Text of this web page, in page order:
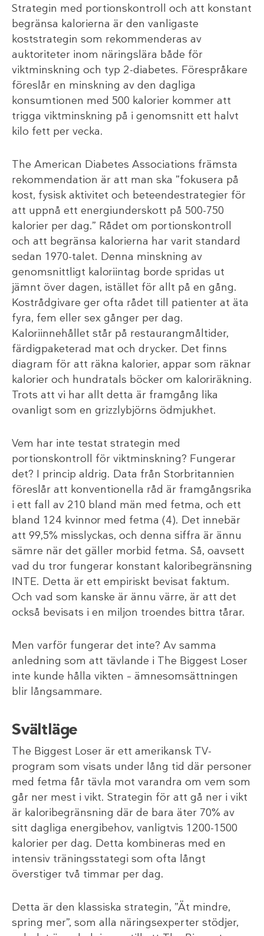
Strategin med portionskontroll och att konstant
begränsa kalorierna är den vanligaste
koststrategin som rekommenderas av
auktoriteter inom näringslära både för
viktminskning och typ 2-diabetes. Förespråkare
föreslår en minskning av den dagliga
konsumtionen med 500 kalorier kommer att
trigga viktminskning på i genomsnitt ett halvt
kilo fett per vecka.
The American Diabetes Associations främsta
rekommendation är att man ska ”fokusera på
kost, fysisk aktivitet och beteendestrategier för
att uppnå ett energiunderskott på 500-750
kalorier per dag.” Rådet om portionskontroll
och att begränsa kalorierna har varit standard
sedan 1970-talet. Denna minskning av
genomsnittligt kaloriintag borde spridas ut
jämnt över dagen, istället för allt på en gång.
Kostrådgivare ger ofta rådet till patienter at äta
fyra, fem eller sex gånger per dag.
Kaloriinnehållet står på restaurangmåltider,
färdigpaketerad mat och drycker. Det finns
diagram för att räkna kalorier, appar som räknar
kalorier och hundratals böcker om kaloriräkning.
Trots att vi har allt detta är framgång lika
ovanligt som en grizzlybjörns ödmjukhet.
Vem har inte testat strategin med
portionskontroll för viktminskning? Fungerar
det? I princip aldrig. Data från Storbritannien
föreslår att konventionella råd är framgångsrika
i ett fall av 210 bland män med fetma, och ett
bland 124 kvinnor med fetma (4). Det innebär
att 99,5% misslyckas, och denna siffra är ännu
sämre när det gäller morbid fetma. Så, oavsett
vad du tror fungerar konstant kaloribegränsning
INTE. Detta är ett empiriskt bevisat faktum.
Och vad som kanske är ännu värre, är att det
också bevisats i en miljon troendes bittra tårar.
Men varför fungerar det inte? Av samma
anledning som att tävlande i The Biggest Loser
inte kunde hålla vikten – ämnesomsättningen
blir långsammare.
Svältläge
The Biggest Loser är ett amerikansk TV-
program som visats under lång tid där personer
med fetma får tävla mot varandra om vem som
går ner mest i vikt. Strategin för att gå ner i vikt
är kaloribegränsning där de bara äter 70% av
sitt dagliga energibehov, vanligtvis 1200-1500
kalorier per dag. Detta kombineras med en
intensiv träningsstategi som ofta långt
överstiger två timmar per dag.
Detta är den klassiska strategin, ”Ät mindre,
spring mer”, som alla näringsexperter stödjer,